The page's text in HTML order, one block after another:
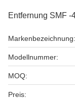
Entfernung SMF -
Markenbezeichnung:
Modellnummer:
MOQ:
Preis: